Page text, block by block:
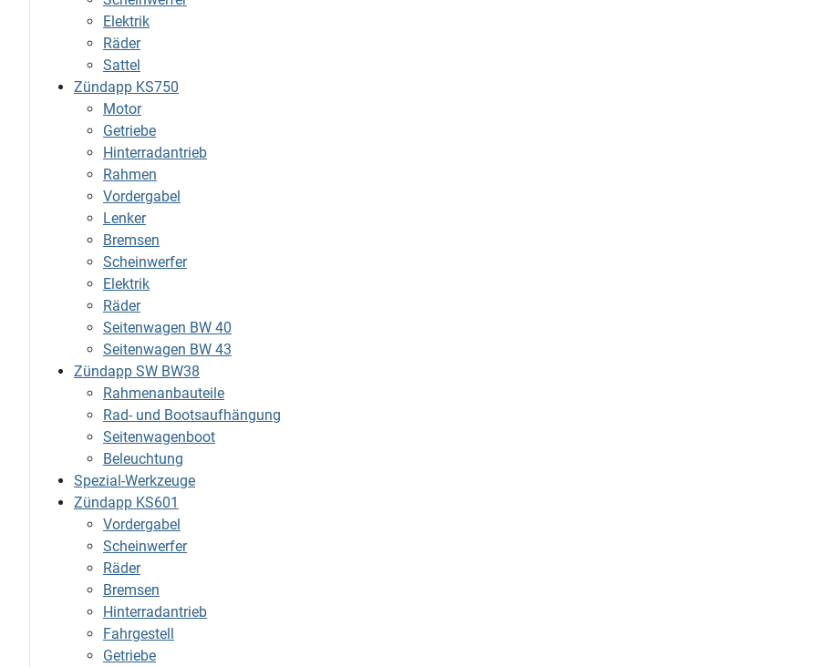
Elektrik
Räder
Sattel
Zündapp KS750
Motor
Getriebe
Hinterradantrieb
Rahmen
Vordergabel
Lenker
Bremsen
Scheinwerfer
Elektrik
Räder
Seitenwagen BW 40
Seitenwagen BW 43
Zündapp SW BW38
Rahmenanbauteile
Rad- und Bootsaufhängung
Seitenwagenboot
Beleuchtung
Spezial-Werkzeuge
Zündapp KS601
Vordergabel
Scheinwerfer
Räder
Bremsen
Hinterradantrieb
Fahrgestell
Getriebe